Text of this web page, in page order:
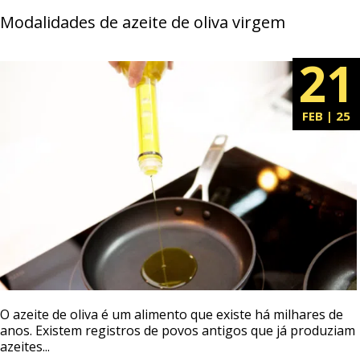
Modalidades de azeite de oliva virgem
21
FEB | 25
O azeite de oliva é um alimento que existe há milhares de
anos. Existem registros de povos antigos que já produziam
azeites...